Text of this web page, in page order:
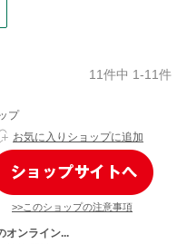
11件中 1-11件
プ
お気に入りショップに追加
>>このショップの注意事項
オンライン...